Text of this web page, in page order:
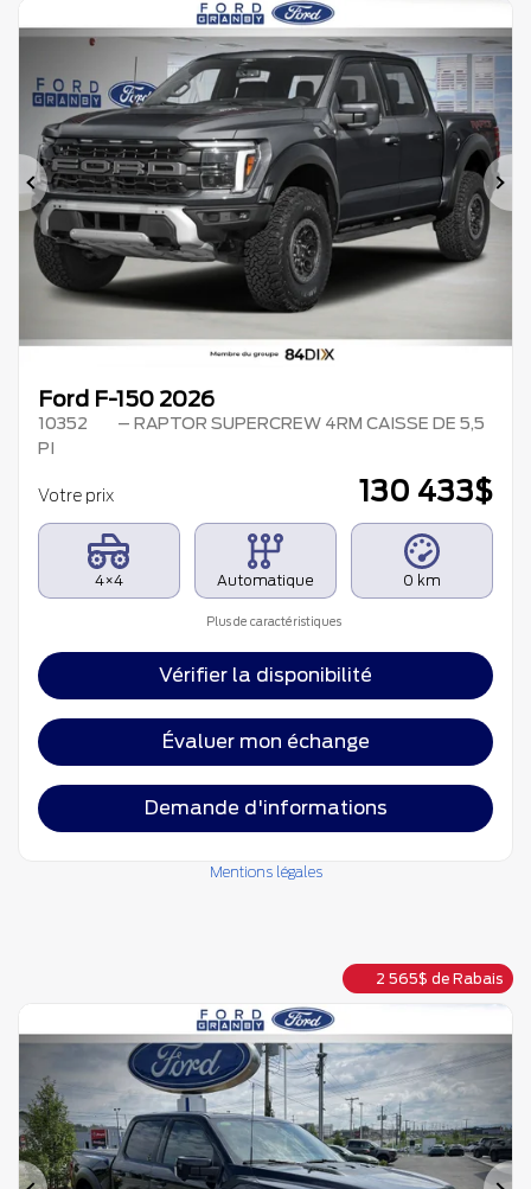
Précédent
Ford F-150 2026
10352
– RAPTOR SUPERCREW 4RM CAISSE DE 5,5
PI
Votre prix 130 433$
4×4 Automatique 0 km
Plus de caractéristiques
Vérifier la disponibilité
Évaluer mon échange
Demande d'informations
Mentions légales
2 565$ de Rabais